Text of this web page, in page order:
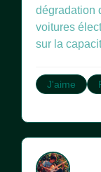
dégradation
voitures
sur la
J'aime